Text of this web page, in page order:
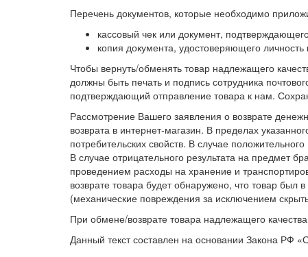
Перечень документов, которые необходимо
кассовый чек или документ,
копия документа, удостоверяющего личность
Чтобы вернуть/обменять товар надлежащего
должны быть печать и подпись сотрудника
подтверждающий отправление товара к нам.
Рассмотрение Вашего заявления о возврате
возврата в интернет-магазин. В пределах
потребительских свойств. В случае
В случае отрицательного результата на предмет
проведением расходы на хранение и
возврате товара будет обнаружено, что товар
(механические повреждения за исключением
При обмене/возврате товара надлежащего
Данный текст составлен на основании Закона РФ